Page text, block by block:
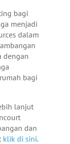
bagi
menjadi
dalam
dengan
bagi
lanjut
dan
klik di sini.